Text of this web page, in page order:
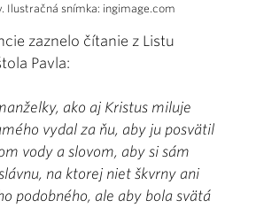
Ilustračná snímka: ingimage.com
zaznelo čítanie z Listu
Pavla:
ako aj Kristus miluje
vydal za ňu, aby ju posvätil
vody a slovom, aby si sám
na ktorej niet škvrny ani
podobného, ale aby bola svätá